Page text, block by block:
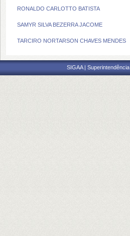
RONALDO CARLOTTO BATISTA
SAMYR SILVA BEZERRA JACOME
TARCIRO NORTARSON CHAVES MENDES
SIGAA |